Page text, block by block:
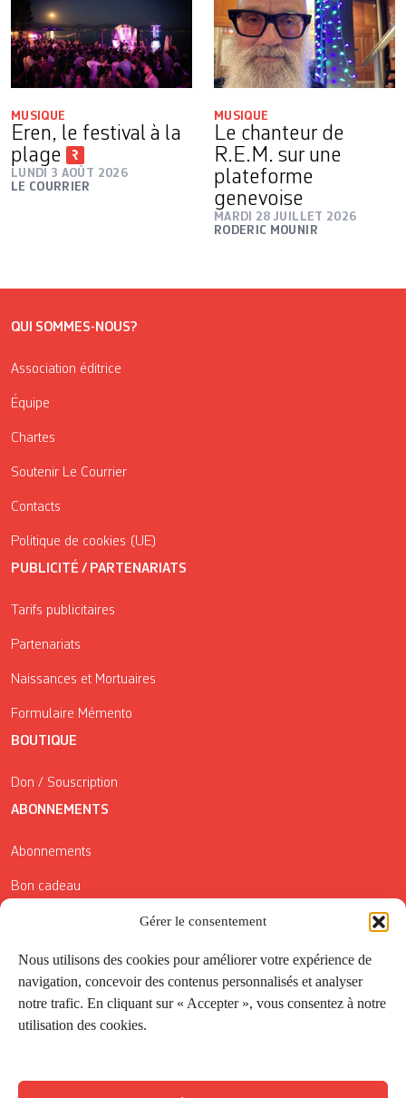
Gérer le consentement
Nous utilisons des cookies pour améliorer votre expérience de
navigation, concevoir des contenus personnalisés et analyser
notre trafic. En cliquant sur « Accepter », vous consentez à notre
utilisation des cookies.
MUSIQUE
Eren, le festival à la
plage
LUNDI 3 AOÛT 2026
LE COURRIER
MUSIQUE
Le chanteur de
R.E.M. sur une
plateforme
genevoise
MARDI 28 JUILLET 2026
RODERIC MOUNIR
QUI SOMMES-NOUS?
Association éditrice
Équipe
Chartes
Soutenir Le Courrier
Contacts
Politique de cookies (UE)
PUBLICITÉ / PARTENARIATS
Tarifs publicitaires
Partenariats
Naissances et Mortuaires
Formulaire Mémento
BOUTIQUE
Don / Souscription
ABONNEMENTS
Abonnements
Bon cadeau
Conditions générales de vente
Réductions de la Carte Côté Courrier
Application